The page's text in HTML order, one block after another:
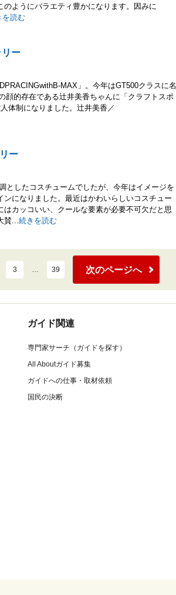
ようにバラエティ豊かになります。因みに
を読む
ー
MAX」。今年はGT500クラスに名
顔的存在である辻井美香ちゃんに「クラフトスポ
体制になりました。辻井美香／
ー
としたコスチュームでしたが、今年はイメージを
になりました。最近はかわいらしいコスチュー
カッコいい、クールな要素が必要不可欠だと思
賛...続きを読む
3 … 39 次のページへ
ガイド関連
専門家サーチ（ガイドを探す）
All Aboutガイド募集
ガイドへの仕事・取材依頼
国民の決断